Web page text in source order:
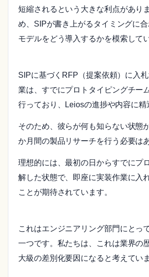
短縮されるという大きな利点があり
め、SIPが書き上がるタイミングに
モデルをどう導入するかを模索して
SIPに基づくRFP（提案依頼）に入
業は、すでにプロトタイピングチー
行っており、Leiosの進捗や内容に精
そのため、彼らが何も知らない状態
か月間の製品リサーチを行う必要は
理想的には、最初の日からすでにプ
解した状態で、即座に実装作業に入
ことが期待されています。
これはエンジニアリング部門にとっ
一つです。私たちは、これは業界の
大級の差別化要因になると考えていま